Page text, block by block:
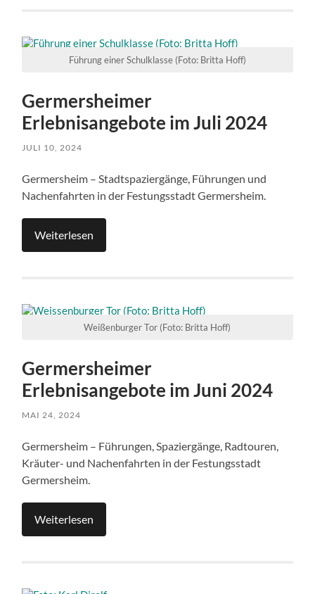
Führung einer Schulklasse (Foto: Britta Hoff)
Germersheimer
Erlebnisangebote im Juli 2024
JULI 10, 2024
Germersheim – Stadtspaziergänge, Führungen und
Nachenfahrten in der Festungsstadt Germersheim.
Weiterlesen
Weißenburger Tor (Foto: Britta Hoff)
Germersheimer
Erlebnisangebote im Juni 2024
MAI 24, 2024
Germersheim – Führungen, Spaziergänge, Radtouren,
Kräuter- und Nachenfahrten in der Festungsstadt
Germersheim.
Weiterlesen